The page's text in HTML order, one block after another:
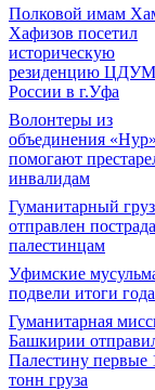
Полковой имам
Хафизов посетил
историческую
резиденцию ЦДУМ
России в г.Уфа
Волонтеры из
объединения «Нур»
помогают
инвалидам
Гуманитарный груз
отправлен
палестинцам
Уфимские
подвели итоги года
Гуманитарная
Башкирии
Палестину первые
тонн груза